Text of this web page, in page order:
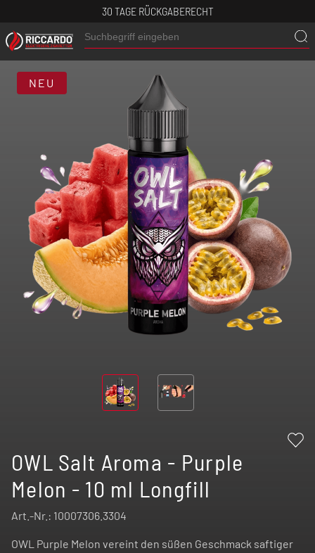
30 TAGE RÜCKGABERECHT
NEU
OWL Salt Aroma - Purple
Melon - 10 ml Longfill
Art.-Nr.: 10007306.3304
OWL Purple Melon vereint den süßen Geschmack saftiger